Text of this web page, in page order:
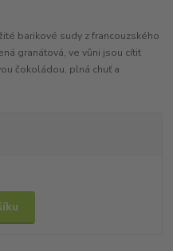
barikové sudy z francouzského
granátová, ve vůni jsou cítit
čokoládou, plná chuť a